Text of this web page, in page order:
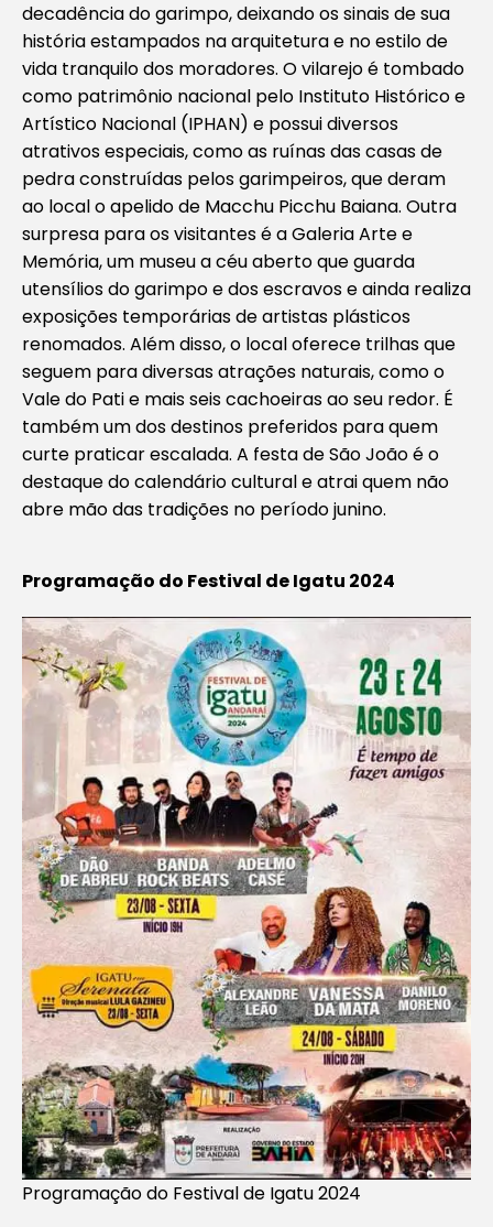
decadência do garimpo, deixando os sinais de sua
história estampados na arquitetura e no estilo de
vida tranquilo dos moradores. O vilarejo é tombado
como patrimônio nacional pelo Instituto Histórico e
Artístico Nacional (IPHAN) e possui diversos
atrativos especiais, como as ruínas das casas de
pedra construídas pelos garimpeiros, que deram
ao local o apelido de Macchu Picchu Baiana. Outra
surpresa para os visitantes é a Galeria Arte e
Memória, um museu a céu aberto que guarda
utensílios do garimpo e dos escravos e ainda realiza
exposições temporárias de artistas plásticos
renomados. Além disso, o local oferece trilhas que
seguem para diversas atrações naturais, como o
Vale do Pati e mais seis cachoeiras ao seu redor. É
também um dos destinos preferidos para quem
curte praticar escalada. A festa de São João é o
destaque do calendário cultural e atrai quem não
abre mão das tradições no período junino.
Programação do Festival de Igatu 2024
Programação do Festival de Igatu 2024